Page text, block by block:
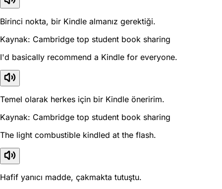
Birinci nokta, bir Kindle almanız gerektiği.
Kaynak: Cambridge top student book sharing
I'd basically recommend a Kindle for everyone.
Temel olarak herkes için bir Kindle öneririm.
Kaynak: Cambridge top student book sharing
The light combustible kindled at the flash.
Hafif yanıcı madde, çakmakta tutuştu.